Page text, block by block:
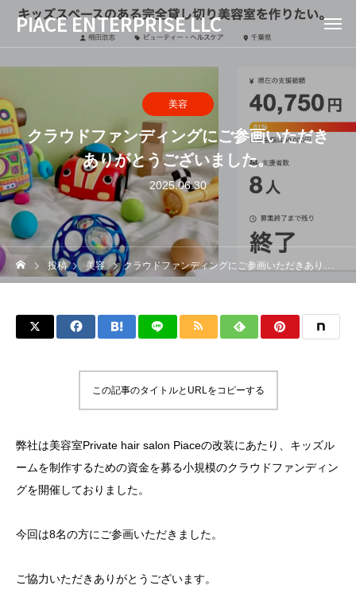
PIACE ENTERPRISE LLC
美容
クラウドファンディングにご参画いただき
ありがとうございました。
2025.06.30
投稿 美容 クラウドファンディングにご参画いただきありがとうございました。
この記事のタイトルとURLをコピーする
弊社は美容室Private hair salon Piaceの改装にあたり、キッズル
ームを制作するための資金を募る小規模のクラウドファンディン
グを開催しておりました。
今回は8名の方にご参画いただきました。
ご協力いただきありがとうございます。